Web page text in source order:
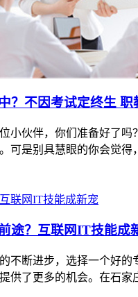
？不因考试定终生 职
小伙伴，你们准备好了
可是别具慧眼的你会觉
途？互联网IT技能成
不断进步，选择一个好
供了更多的机会。在石